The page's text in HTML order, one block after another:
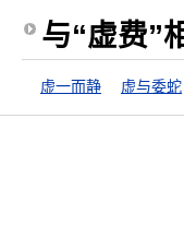
与“虚费”
虚一而静 虚与委蛇